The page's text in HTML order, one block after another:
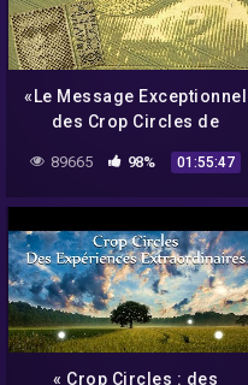
«Le Message Exceptionnel
des Crop Circles de
avec Daniel Harran –
89665 98% 01:55:47
« Crop Circles : des